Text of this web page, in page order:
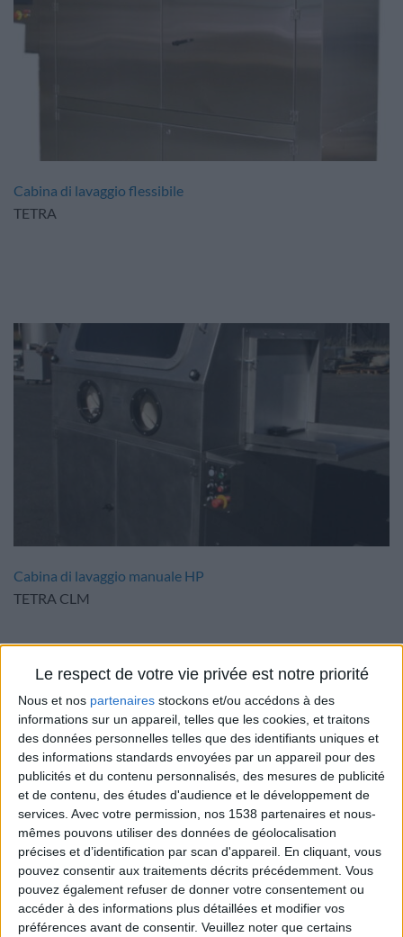
Le respect de votre vie privée est notre priorité
Nous et nos partenaires stockons et/ou accédons à des
informations sur un appareil, telles que les cookies, et traitons
des données personnelles telles que des identifiants uniques et
des informations standards envoyées par un appareil pour des
publicités et du contenu personnalisés, des mesures de publicité
et de contenu, des études d'audience et le développement de
services. Avec votre permission, nos 1538 partenaires et nous-
mêmes pouvons utiliser des données de géolocalisation
précises et d’identification par scan d'appareil. En cliquant, vous
pouvez consentir aux traitements décrits précédemment. Vous
pouvez également refuser de donner votre consentement ou
accéder à des informations plus détaillées et modifier vos
préférences avant de consentir. Veuillez noter que certains
Cabina di lavaggio flessibile
TETRA
Cabina di lavaggio manuale HP
TETRA CLM